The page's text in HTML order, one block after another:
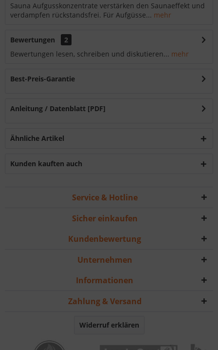
Sauna Aufgusskonzentrate verstärken den Saunaeffekt und
verdampfen rückstandsfrei. Für Aufgüsse... mehr
Bewertungen
2
Bewertungen lesen, schreiben und diskutieren... mehr
Best-Preis-Garantie
Anleitung / Datenblatt [PDF]
Ähnliche Artikel
Kunden kauften auch
Service & Hotline
Sicher einkaufen
Kundenbewertung
Unternehmen
Informationen
Zahlung & Versand
Widerruf erklären